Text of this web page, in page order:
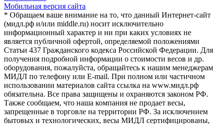
Мобильная версия сайта
* Обращаем ваше внимание на то, что данный Интернет-сайт
(мидл.рф и/или middle.ru) носит исключительно
информационный характер и ни при каких условиях не
является публичной офертой, определяемой положениями
Статьи 437 Гражданского кодекса Российской Федерации. Для
получения подробной информации о стоимости весов и др.
оборудования, пожалуйста, обращайтесь к нашим менеджерам
МИДЛ по телефону или E-mail. При полном или частичном
использовании материалов сайта ссылка на www.мидл.рф
обязательна. Все права защищены и охраняются законом РФ.
Также сообщаем, что наша компания не продает весы,
запрещенные в торговле на территории РФ. За исключением
бытовых и технологических, весы МИДЛ сертифицированы,